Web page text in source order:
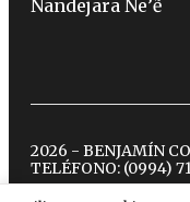
Ñandejara Ñe’ẽ
2026 - BENJAMÍN
TELÉFONO: (0994)